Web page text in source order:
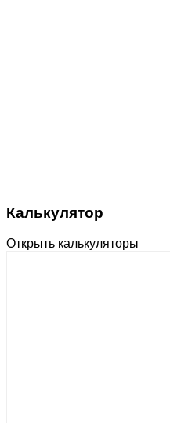
Калькулятор
Открыть калькуляторы